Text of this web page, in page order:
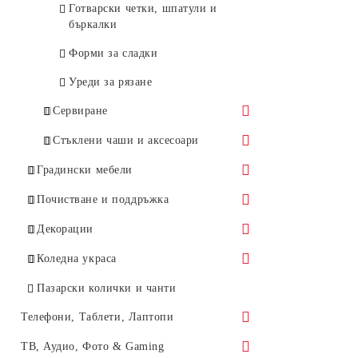
Пистолети за поливане
Готварски четки, шпатули и
бъркалки
Форми за сладки
Уреди за рязане
Сервиране
Кухненски ръкавици
Стъклени чаши и аксесоари
Сламки и украса за коктейли
Градински мебели
Барбекю и аксесоари
Барбекюта
Аксесоари и прибори за скара и
Аксесоари за градински
Почистване и поддръжка
Съхранение и поддръжка
Кутии за съхранение
Препарати за кухня и аксесоари
Кофи и комплекти за
Декорации
Декорация за дома
Декоративни часовници
Коледна украса
Коледни лампички
Пазарски колички и чанти
Телефони, Таблети, Лаптопи
Мобилни телефони и аксесоари
ТВ, Аудио, Фото & Gaming